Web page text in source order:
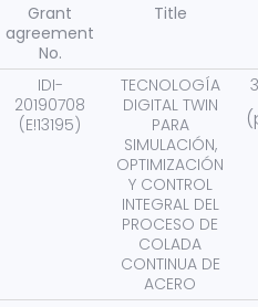
Grant
agreement
No.
Title
IDI-
20190708
(E!13195)
TECNOLOGÍA
DIGITAL TWIN
PARA
SIMULACIÓN,
OPTIMIZACIÓN
Y CONTROL
INTEGRAL DEL
PROCESO DE
COLADA
CONTINUA DE
ACERO